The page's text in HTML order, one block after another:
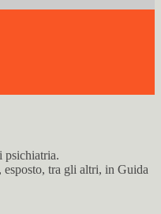
psichiatria.
tra gli altri, in Guida